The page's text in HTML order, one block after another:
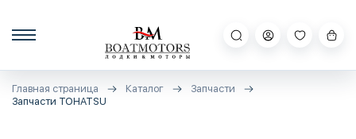
Главная страница Каталог
Запчасти
Запчасти TOHATSU